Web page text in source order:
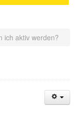
ich aktiv werden?